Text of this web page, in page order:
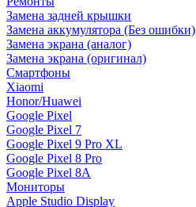
Замена задней крышки
Замена аккумулятора (Без ошибки)
Замена экрана (аналог)
Замена экрана (оригинал)
Смартфоны
Xiaomi
Honor/Huawei
Google Pixel
Google Pixel 7
Google Pixel 9 Pro XL
Google Pixel 8 Pro
Google Pixel 8A
Мониторы
Apple Studio Display